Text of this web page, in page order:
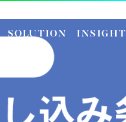
SOLUTION INSIGHT